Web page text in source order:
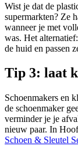
Wist je dat de
supermarkten? Ze
wanneer je met
was. Het
de huid en passen
Tip 3: laat
Schoenmakers en
de schoenmaker
verminder je je
nieuw paar. In
Schoen & Sleutel